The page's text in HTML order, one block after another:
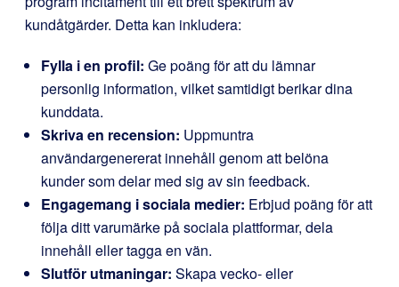
kundåtgärder. Detta kan inkludera:
Fylla i en profil: Ge poäng för att du lämnar
personlig information, vilket samtidigt berikar dina
kunddata.
Skriva en recension: Uppmuntra
användargenererat innehåll genom att belöna
kunder som delar med sig av sin feedback.
Engagemang i sociala medier: Erbjud poäng för att
följa ditt varumärke på sociala plattformar, dela
innehåll eller tagga en vän.
Slutför utmaningar: Skapa vecko- eller